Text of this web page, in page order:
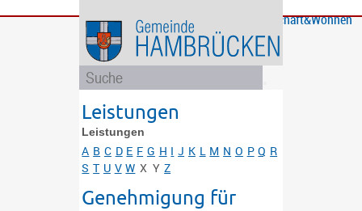
Bürgerservice
GemeindeBildung
und
Soziales
Rathaus
und
Politik
Wirtschaft&Wohnen
Leistungen
Leistungen
A B C D E F G H I J K L M N O P Q R
S T U V W X Y Z
Genehmigung für